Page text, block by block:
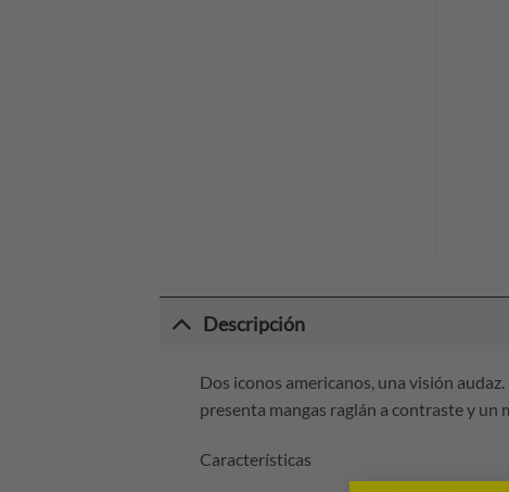
Descripción
Dos iconos americanos, una visión
presenta mangas raglán a contraste y
Características